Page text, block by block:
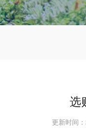
选
更新时间